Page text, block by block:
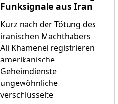
Funksignale aus Iran
Kurz nach der Tötung des
iranischen Machthabers
Ali Khamenei registrieren
amerikanische
Geheimdienste
ungewöhnliche
verschlüsselte